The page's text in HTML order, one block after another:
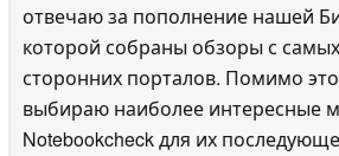
отвечаю за пополнение нашей
которой собраны обзоры с
сторонних порталов. Помимо
выбираю наиболее интересные
Notebookcheck для их